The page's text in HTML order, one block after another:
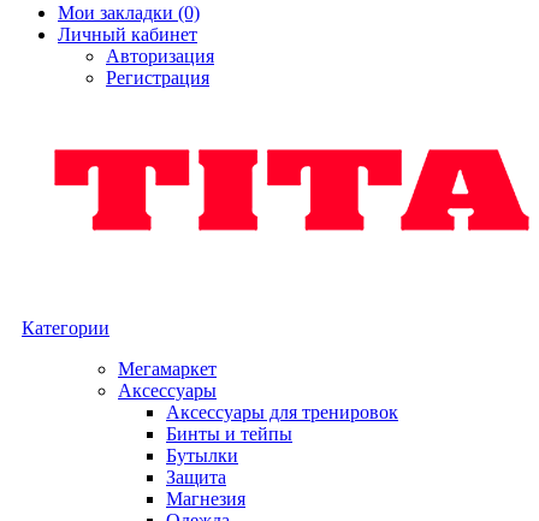
Мои закладки (0)
Личный кабинет
Авторизация
Регистрация
Категории
Мегамаркет
Аксессуары
Аксессуары для тренировок
Бинты и тейпы
Бутылки
Защита
Магнезия